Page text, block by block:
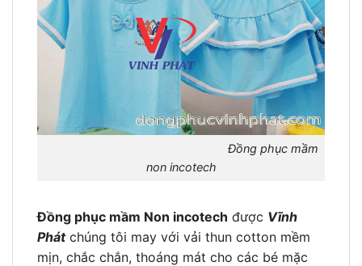
Đồng phục mầm
non incotech
Đồng phục mầm Non incotech được Vĩnh
Phátchúng tôi may với vải thun cotton mềm
mịn, chắc chắn, thoáng mát cho các bé mặc